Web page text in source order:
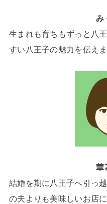
み
生まれも育ちもずっと八
すい八王子の魅力を伝えま
華
結婚を期に八王子へ引っ
の夫よりも美味しいお店